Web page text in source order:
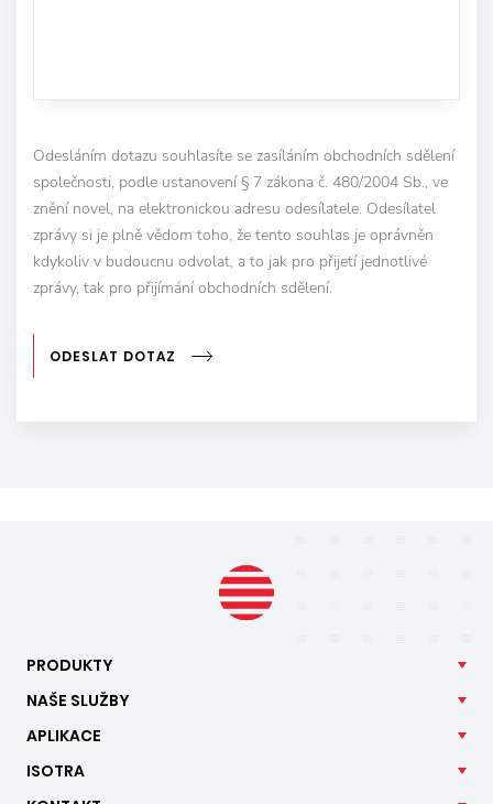
Odesláním dotazu souhlasíte se zasíláním obchodních sdělení
společnosti, podle ustanovení § 7 zákona č. 480/2004 Sb., ve
znění novel, na elektronickou adresu odesílatele. Odesílatel
zprávy si je plně vědom toho, že tento souhlas je oprávněn
kdykoliv v budoucnu odvolat, a to jak pro přijetí jednotlivé
zprávy, tak pro přijímání obchodních sdělení.
ODESLAT DOTAZ
PRODUKTY
NAŠE SLUŽBY
APLIKACE
ISOTRA